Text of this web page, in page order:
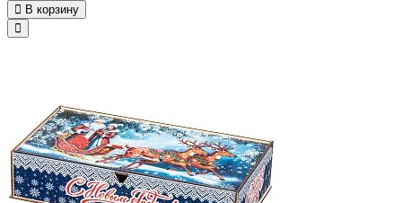
В корзину